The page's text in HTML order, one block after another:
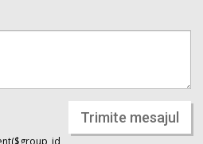
Trimite mesajul